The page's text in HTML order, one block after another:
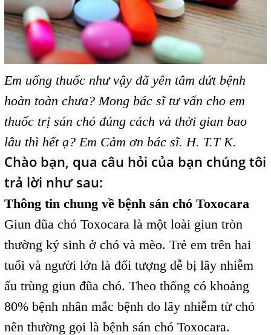
Em uống thuốc như vậy đã yên tâm dứt bệnh
hoàn toàn chưa? Mong bác sĩ tư vấn cho em
thuốc trị sán chó đúng cách và thời gian bao
lâu thì hết ạ? Em Cảm ơn bác sĩ. H. T.T K.
Chào bạn, qua câu hỏi của bạn chúng tôi
trả lời như sau:
Thông tin chung về bệnh sán chó Toxocara
Giun đũa chó Toxocara là một loài giun tròn
thường ký sinh ở chó và mèo. Trẻ em trên hai
tuổi và người lớn là đối tượng dễ bị lây nhiễm
ấu trùng giun đũa chó. Theo thống có khoảng
80% bệnh nhân mắc bệnh do lây nhiễm từ chó
nên thường gọi là bệnh sán chó Toxocara.